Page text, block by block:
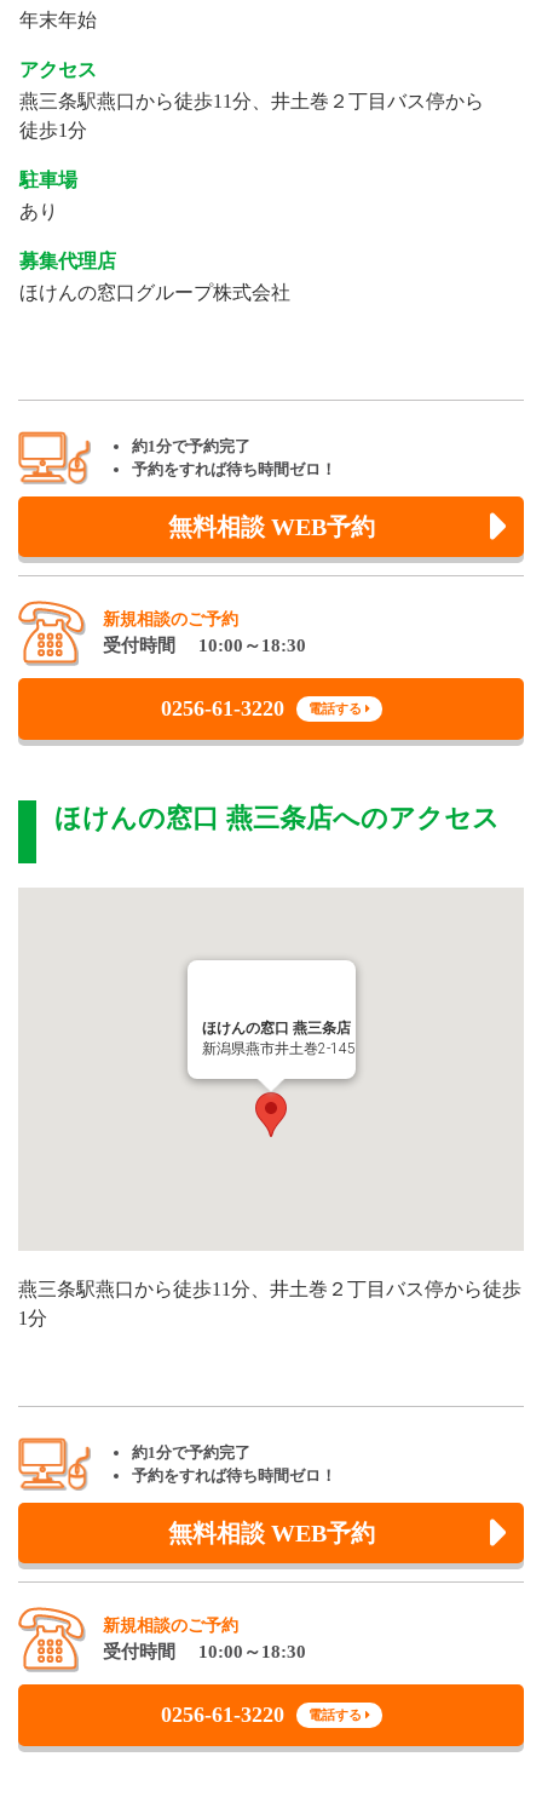
年末年始
アクセス
燕三条駅燕口から徒歩11分、井土巻２丁目バス停から
徒歩1分
駐車場
あり
募集代理店
ほけんの窓口グループ株式会社
約1分で予約完了
予約をすれば待ち時間ゼロ！
無料相談 WEB予約
新規相談のご予約
受付時間 10:00～18:30
0256-61-3220 電話する
ほけんの窓口 燕三条店へのアクセス
ほけんの窓口 燕三条店
新潟県燕市井土巻2-145
燕三条駅燕口から徒歩11分、井土巻２丁目バス停から徒歩
1分
約1分で予約完了
予約をすれば待ち時間ゼロ！
無料相談 WEB予約
新規相談のご予約
受付時間 10:00～18:30
0256-61-3220 電話する